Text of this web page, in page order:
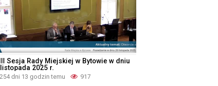
Sesja Rady Miejskiej w Bytowie w dniu
2025 r.
254 dni 13 godzin temu 917